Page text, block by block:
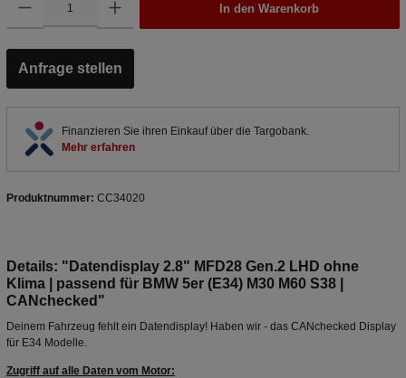
In den Warenkorb
Anfrage stellen
Finanzieren Sie ihren Einkauf über die Targobank.
Mehr erfahren
Produktnummer: CC34020
Details: "Datendisplay 2.8" MFD28 Gen.2 LHD ohne
Klima | passend für BMW 5er (E34) M30 M60 S38 |
CANchecked"
Deinem Fahrzeug fehlt ein Datendisplay! Haben wir - das CANchecked Display
für E34 Modelle.
Zugriff auf alle Daten vom Motor: